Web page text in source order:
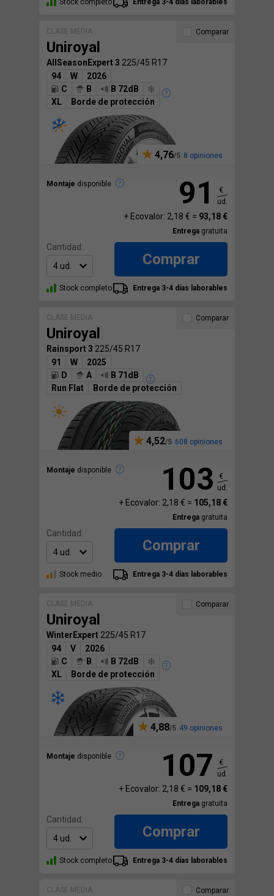
Stock completo Entrega 3-4 días laborables
CLASE MEDIA
Uniroyal
AllSeasonExpert 3 225/45 R17
94
W
2026
C
B
B 72dB
XL
Borde de protección
4,76 8 opiniones
Montaje disponible
Comparar
91
€
ud.
+ Ecovalor: 2,18 € = 93,18 €
Entrega gratuita
Cantidad:
Comprar
Stock completo Entrega 3-4 días laborables
CLASE MEDIA
Uniroyal
Rainsport 3 225/45 R17
91
W
2025
D
A
B 71dB
Run Flat
Borde de protección
4,52 608 opiniones
Montaje disponible
Comparar
103
€
ud.
+ Ecovalor: 2,18 € = 105,18 €
Entrega gratuita
Cantidad:
Comprar
Stock medio Entrega 3-4 días laborables
CLASE MEDIA
Uniroyal
WinterExpert 225/45 R17
94
V
2026
C
B
B 72dB
XL
Borde de protección
4,88 49 opiniones
Montaje disponible
Comparar
107
€
ud.
+ Ecovalor: 2,18 € = 109,18 €
Entrega gratuita
Cantidad:
Comprar
Stock completo Entrega 3-4 días laborables
CLASE MEDIA Comparar